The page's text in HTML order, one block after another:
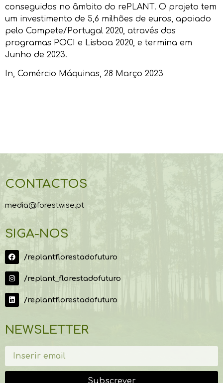
conseguidos no âmbito do rePLANT. O projeto tem
um investimento de 5,6 milhões de euros, apoiado
pelo Compete/Portugal 2020, através dos
programas POCI e Lisboa 2020, e termina em
Junho de 2023.
In, Comércio Máquinas, 28 Março 2023
CONTACTOS
media@forestwise.pt
SIGA-NOS
/replantflorestadofuturo
/replant_florestadofuturo
/replantflorestadofuturo
NEWSLETTER
Subscrever